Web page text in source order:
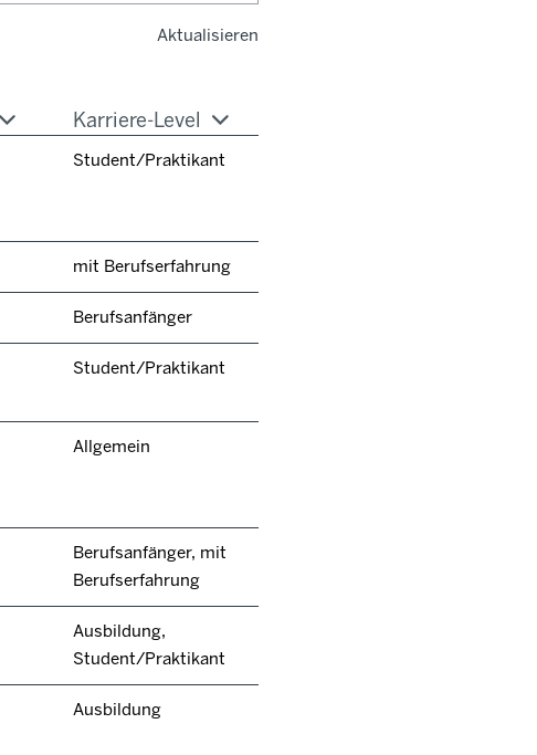
Aktualisieren
Karriere-Level
Student/Praktikant
mit Berufserfahrung
Berufsanfänger
Student/Praktikant
Allgemein
Berufsanfänger, mit
Berufserfahrung
Ausbildung,
Student/Praktikant
Ausbildung